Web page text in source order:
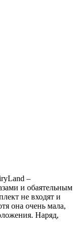
–
и обаятельным
не входят и
она очень мала,
Наряд,